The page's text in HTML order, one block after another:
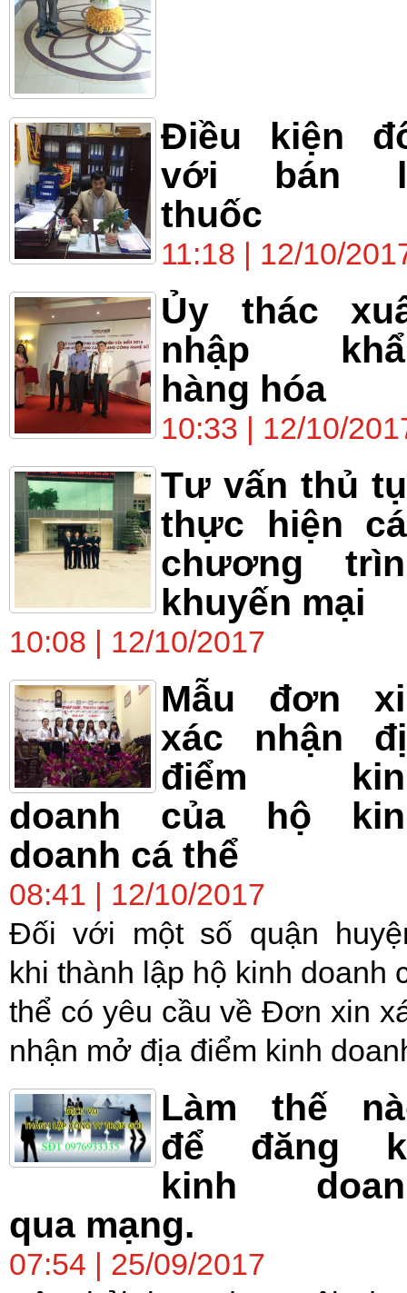
Điều kiện
với bán
thuốc
11:18 | 12/10/
Ủy thác
nhập
hàng hóa
10:33 | 12/10/
Tư vấn thủ
thực hiện
chương
khuyến mại
10:08 | 12/10/2017
Mẫu đơn
xác nhận
điểm
doanh của hộ
doanh cá thể
08:41 | 12/10/2017
Đối với một số quận
khi thành lập hộ kinh doanh
thể có yêu cầu về Đơn xin
nhận mở địa điểm kinh
Làm thế
để đăng
kinh
qua mạng.
07:54 | 25/09/2017